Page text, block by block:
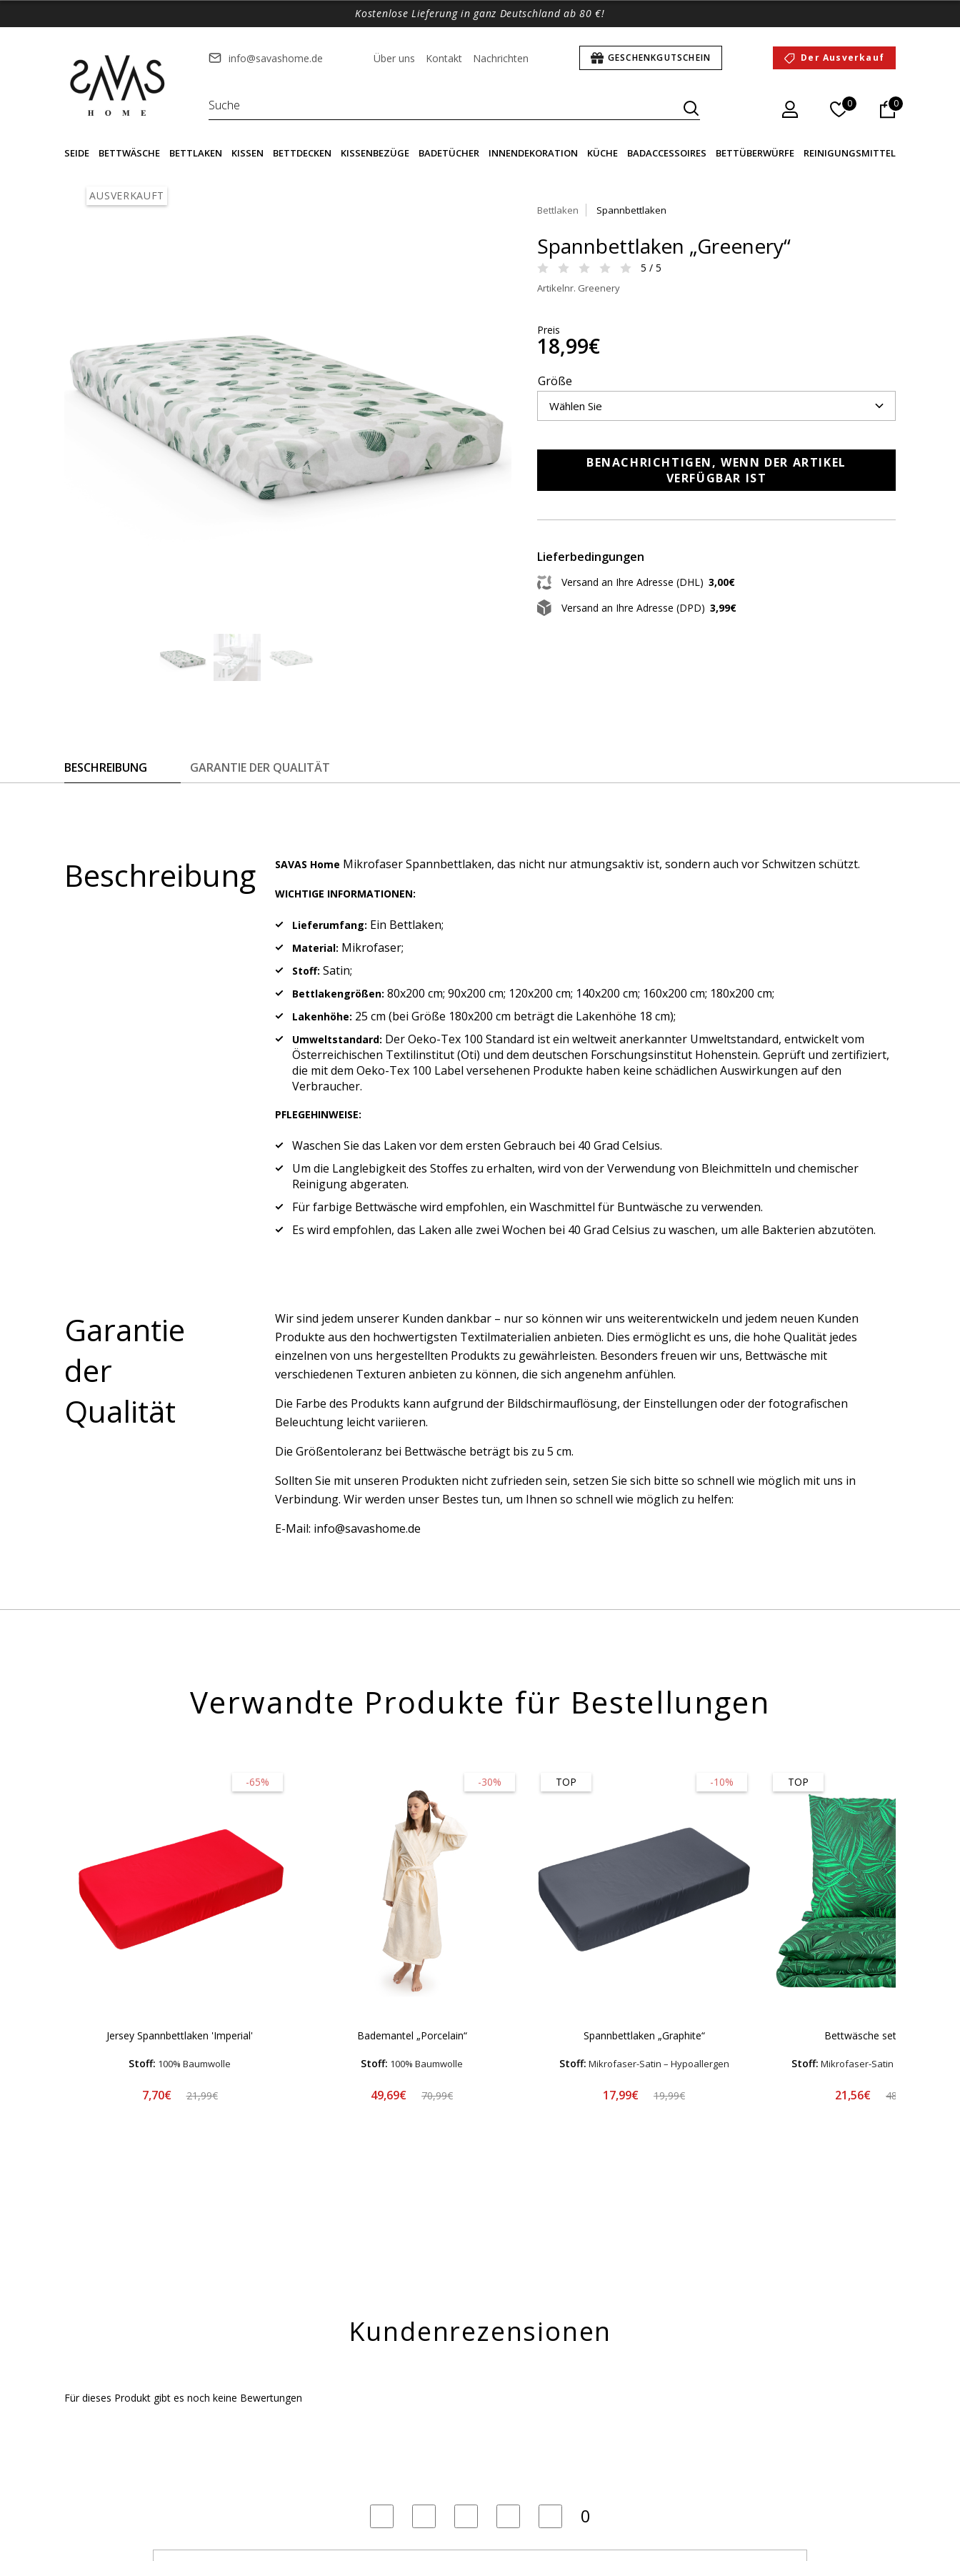
Kostenlose Lieferung in ganz Deutschland ab 80 €!
info@savashome.de Über uns Kontakt Nachrichten GESCHENKGUTSCHEIN Der Ausverkauf
0 0
SEIDE BETTWÄSCHE BETTLAKEN KISSEN BETTDECKEN KISSENBEZÜGE BADETÜCHER INNENDEKORATION KÜCHE BADACCESSOIRES BETTÜBERWÜRFE REINIGUNGSMITTEL
AUSVERKAUFT
Bettlaken Spannbettlaken
Spannbettlaken „Greenery“
5 / 5
Artikelnr. Greenery
Preis
18,99€
Größe
BENACHRICHTIGEN, WENN DER ARTIKEL
VERFÜGBAR IST
Lieferbedingungen
Versand an Ihre Adresse (DHL) 3,00€
Versand an Ihre Adresse (DPD) 3,99€
BESCHREIBUNG GARANTIE DER QUALITÄT
Beschreibung SAVAS Home Mikrofaser Spannbettlaken, das nicht nur atmungsaktiv ist, sondern auch vor Schwitzen schützt.
WICHTIGE INFORMATIONEN:
Lieferumfang: Ein Bettlaken;
Material: Mikrofaser;
Stoff: Satin;
Bettlakengrößen: 80x200 cm; 90x200 cm; 120x200 cm; 140x200 cm; 160x200 cm; 180x200 cm;
Lakenhöhe: 25 cm (bei Größe 180x200 cm beträgt die Lakenhöhe 18 cm);
Umweltstandard: Der Oeko-Tex 100 Standard ist ein weltweit anerkannter Umweltstandard, entwickelt vom
Österreichischen Textilinstitut (Oti) und dem deutschen Forschungsinstitut Hohenstein. Geprüft und zertifiziert,
die mit dem Oeko-Tex 100 Label versehenen Produkte haben keine schädlichen Auswirkungen auf den
Verbraucher.
PFLEGEHINWEISE:
Waschen Sie das Laken vor dem ersten Gebrauch bei 40 Grad Celsius.
Um die Langlebigkeit des Stoffes zu erhalten, wird von der Verwendung von Bleichmitteln und chemischer
Reinigung abgeraten.
Für farbige Bettwäsche wird empfohlen, ein Waschmittel für Buntwäsche zu verwenden.
Es wird empfohlen, das Laken alle zwei Wochen bei 40 Grad Celsius zu waschen, um alle Bakterien abzutöten.
Garantie
der
Qualität
Wir sind jedem unserer Kunden dankbar – nur so können wir uns weiterentwickeln und jedem neuen Kunden
Produkte aus den hochwertigsten Textilmaterialien anbieten. Dies ermöglicht es uns, die hohe Qualität jedes
einzelnen von uns hergestellten Produkts zu gewährleisten. Besonders freuen wir uns, Bettwäsche mit
verschiedenen Texturen anbieten zu können, die sich angenehm anfühlen.
Die Farbe des Produkts kann aufgrund der Bildschirmauflösung, der Einstellungen oder der fotografischen
Beleuchtung leicht variieren.
Die Größentoleranz bei Bettwäsche beträgt bis zu 5 cm.
Sollten Sie mit unseren Produkten nicht zufrieden sein, setzen Sie sich bitte so schnell wie möglich mit uns in
Verbindung. Wir werden unser Bestes tun, um Ihnen so schnell wie möglich zu helfen:
E-Mail: info@savashome.de
Verwandte Produkte für Bestellungen
-65%
Jersey Spannbettlaken 'Imperial'
Stoff: 100% Baumwolle
7,70€ 21,99€
-30%
Bademantel „Porcelain“
Stoff: 100% Baumwolle
49,69€ 70,99€
-10%
TOP
Spannbettlaken „Graphite“
Stoff: Mikrofaser-Satin – Hypoallergen
17,99€ 19,99€
TOP
Bettwäsche set "Fern"
Stoff: Mikrofaser-Satin –
21,56€ 48,99€
Kundenrezensionen
Für dieses Produkt gibt es noch keine Bewertungen
0